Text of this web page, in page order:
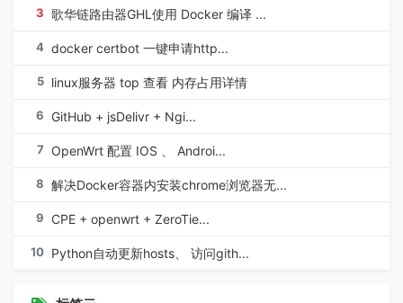
3 歌华链路由器GHL使用 Docker 编译 ...
4 docker certbot 一键申请http...
5 linux服务器 top 查看 内存占用详情
6 GitHub + jsDelivr + Ngi...
7 OpenWrt 配置 IOS 、 Androi...
8 解决Docker容器内安装chrome浏览器无...
9 CPE + openwrt + ZeroTie...
10 Python自动更新hosts、 访问gith...